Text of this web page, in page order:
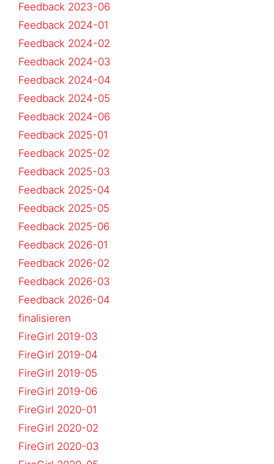
Feedback 2023-06
Feedback 2024-01
Feedback 2024-02
Feedback 2024-03
Feedback 2024-04
Feedback 2024-05
Feedback 2024-06
Feedback 2025-01
Feedback 2025-02
Feedback 2025-03
Feedback 2025-04
Feedback 2025-05
Feedback 2025-06
Feedback 2026-01
Feedback 2026-02
Feedback 2026-03
Feedback 2026-04
finalisieren
FireGirl 2019-03
FireGirl 2019-04
FireGirl 2019-05
FireGirl 2019-06
FireGirl 2020-01
FireGirl 2020-02
FireGirl 2020-03